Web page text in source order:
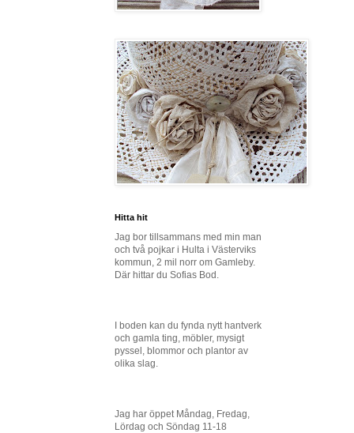
Hitta hit
Jag bor tillsammans med min man
och två pojkar i Hulta i Västerviks
kommun, 2 mil norr om Gamleby.
Där hittar du Sofias Bod.
I boden kan du fynda nytt hantverk
och gamla ting, möbler, mysigt
pyssel, blommor och plantor av
olika slag.
Jag har öppet Måndag, Fredag,
Lördag och Söndag 11-18